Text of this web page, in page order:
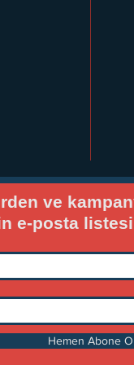
ve
e-posta
Hemen Abone Ol